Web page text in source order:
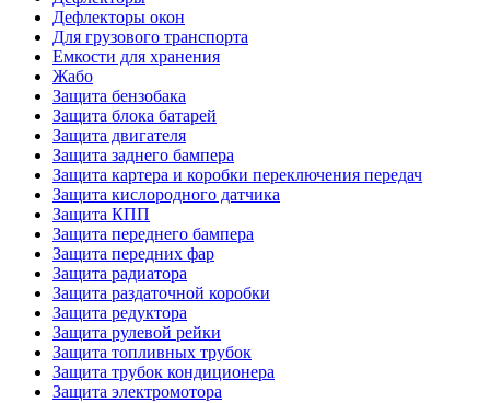
Дефлекторы окон
Для грузового транспорта
Емкости для хранения
Жабо
Защита бензобака
Защита блока батарей
Защита двигателя
Защита заднего бампера
Защита картера и коробки переключения передач
Защита кислородного датчика
Защита КПП
Защита переднего бампера
Защита передних фар
Защита радиатора
Защита раздаточной коробки
Защита редуктора
Защита рулевой рейки
Защита топливных трубок
Защита трубок кондиционера
Защита электромотора